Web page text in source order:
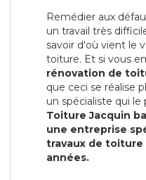
Remédier aux
un travail très
savoir d'où vient le
toiture. Et si vous
rénovation de
que ceci se réalise
un spécialiste qui le
Toiture Jacquin
une entreprise
travaux de toiture
années.